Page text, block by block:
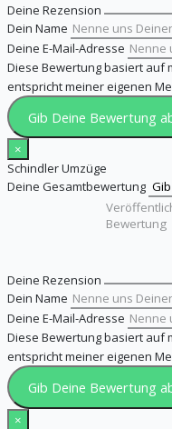
Deine Rezension
Dein Name
Deine E-Mail-Adresse
Diese Bewertung basiert auf
entspricht meiner eigenen
Gib Deine Bewertung
×
Schindler Umzüge
Deine Gesamtbewertung
Deine Rezension
Dein Name
Deine E-Mail-Adresse
Diese Bewertung basiert auf
entspricht meiner eigenen
Gib Deine Bewertung
×